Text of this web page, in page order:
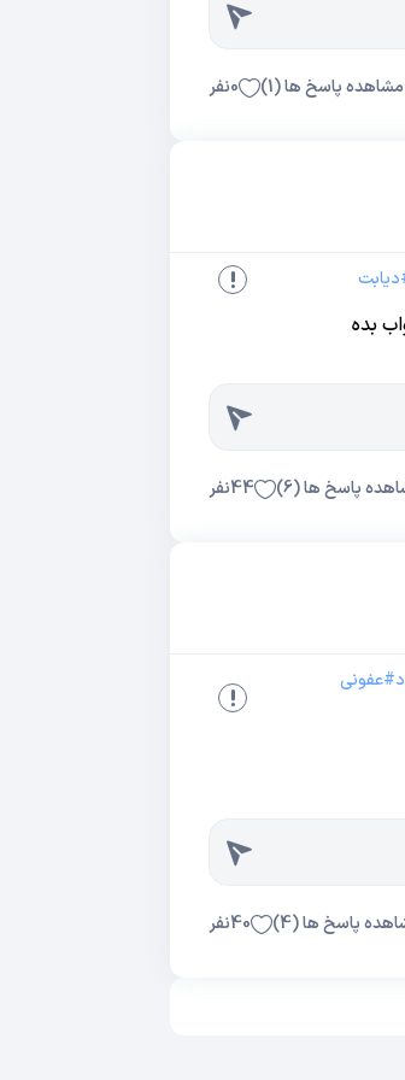
مشاهده پاسخ ها (1
)
0نفر
دیابت
بده
پاسخ ها (6
)
44نفر
#عفونی
پاسخ ها (4
)
40نفر